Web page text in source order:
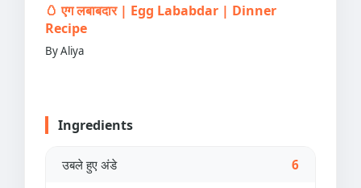
🥚 एग लबाबदार | Egg Lababdar | Dinner
Recipe
By Aliya
Ingredients
उबले हुए अंडे 6